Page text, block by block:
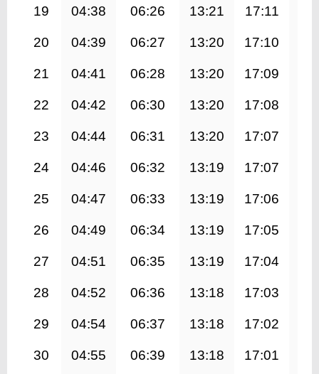
19 04:38 06:26 13:21 17:11
20 04:39 06:27 13:20 17:10
21 04:41 06:28 13:20 17:09
22 04:42 06:30 13:20 17:08
23 04:44 06:31 13:20 17:07
24 04:46 06:32 13:19 17:07
25 04:47 06:33 13:19 17:06
26 04:49 06:34 13:19 17:05
27 04:51 06:35 13:19 17:04
28 04:52 06:36 13:18 17:03
29 04:54 06:37 13:18 17:02
30 04:55 06:39 13:18 17:01